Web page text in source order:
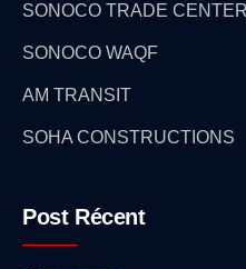
SONOCO TRADE CENTER
SONOCO WAQF
AM TRANSIT
SOHA CONSTRUCTIONS
Post Récent